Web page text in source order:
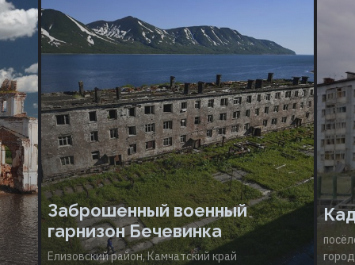
Заброшенный военный
гарнизон Бечевинка
Елизовский район, Камчатский край